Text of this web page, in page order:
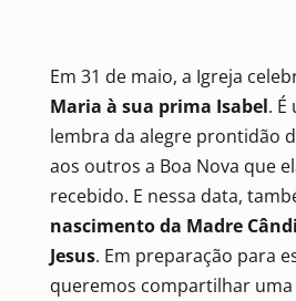
Em 31 de maio, a Igreja
Maria à sua prima Isabel. É
lembra da alegre prontidão
aos outros a Boa Nova que
recebido. E nessa data,
nascimento da Madre
Jesus. Em preparação para
queremos compartilhar